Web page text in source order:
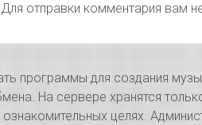
Для отправки комментария вам
программы для создания
На сервере хранятся
целях.